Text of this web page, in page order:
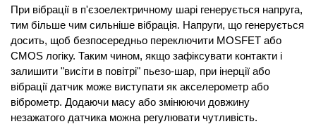
При вібрації в п'єзоелектричному шарі генерується напруга,
тим більше чим сильніше вібрація. Напруги, що генерується
досить, щоб безпосередньо переключити MOSFET або
CMOS логіку. Таким чином, якщо зафіксувати контакти і
залишити "висіти в повітрі" пьезо-шар, при інерції або
вібрації датчик може виступати як акселерометр або
віброметр. Додаючи масу або змінюючи довжину
незажатого датчика можна регулювати чутливість.